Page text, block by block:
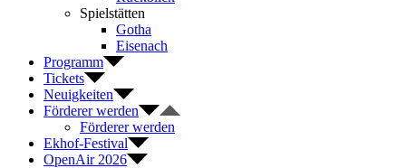
Spielstätten
Gotha
Eisenach
Programm
Tickets
Neuigkeiten
Förderer werden
Förderer werden
Ekhof-Festival
OpenAir 2026